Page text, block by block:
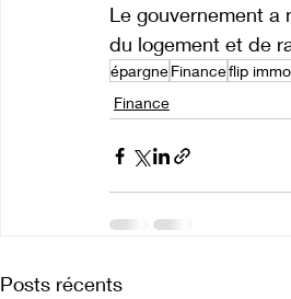
Le gouvernement
du logement et de
épargneFinanceflip
Finance
Posts récents